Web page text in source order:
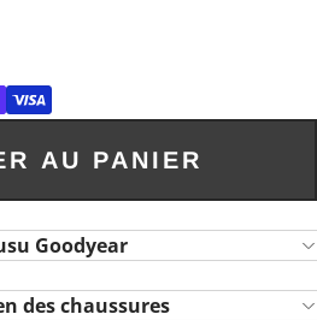
AU PANIER
Goodyear
des chaussures